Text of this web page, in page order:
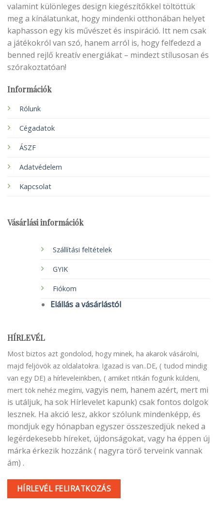
valamint különleges design kiegészítőkkel töltöttük
meg a kínálatunkat, hogy mindenki otthonában helyet
kaphasson egy kis művészet és inspiráció. Itt nem csak
a játékokról van szó, hanem arról is, hogy felfedezd a
benned rejlő kreatív energiákat – mindezt stílusosan és
szórakoztatóan!
Információk
Rólunk
Cégadatok
ÁSZF
Adatvédelem
Kapcsolat
Vásárlási információk
Szállítási feltételek
GYIK
Fiókom
Elállás a vásárlástól
HÍRLEVÉL
Most biztos azt gondolod, hogy minek, ha akarok vásárolni,
majd feljövök az oldalatokra. Igazad is van..DE, ( tudod mindig
van egy DE) a hírleveleinkben, ( amiket ritkán fogunk küldeni,
mert tök nehéz megírni, vagyis nem, hanem azért, mert mi
is utáljuk, ha sok Hírlevelet kapunk) csak fontos dolgok
lesznek. Ha akció lesz, akkor szólunk mindenképp, és
mondjuk egy hónapban egyszer összeszedjük neked a
legérdekesebb híreket, újdonságokat, vagy ha éppen új
márka érkezik hozzánk ( nagyra törő terveink vannak
ám) .
HÍRLEVÉL FELIRATKOZÁS